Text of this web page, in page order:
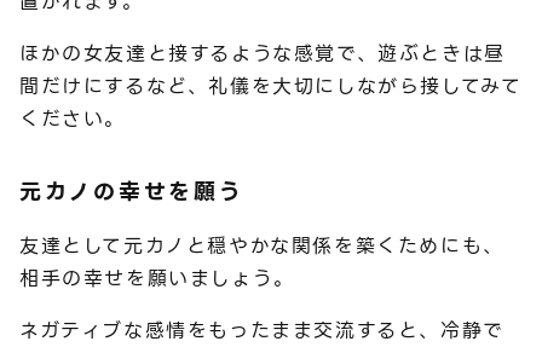
ほかの女友達と接するような感覚で、遊ぶときは昼
間だけにするなど、礼儀を大切にしながら接してみて
ください。
元カノの幸せを願う
友達として元カノと穏やかな関係を築くためにも、
相手の幸せを願いましょう。
ネガティブな感情をもったまま交流すると、冷静で